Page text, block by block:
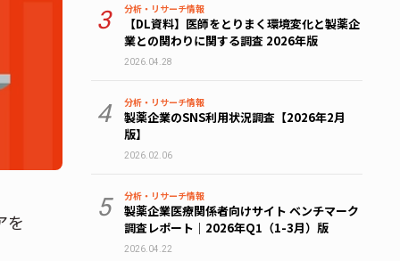
を
3 分析・リサーチ情報
【DL資料】医師をとりまく環境変化と製薬企
業との関わりに関する調査 2026年版
2026.04.28
4 分析・リサーチ情報
製薬企業のSNS利用状況調査【2026年2月
版】
2026.02.06
5 分析・リサーチ情報
製薬企業医療関係者向けサイト ベンチマーク
調査レポート｜2026年Q1（1-3月）版
2026.04.22